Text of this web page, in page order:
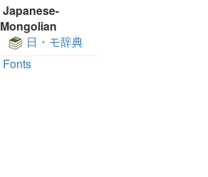
Japanese-
Mongolian
日・モ辞典
Fonts